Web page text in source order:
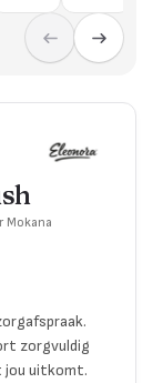
Mokana
zorgvuldig
jou uitkomt.